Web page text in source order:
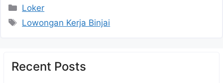
Kategori
Loker
Tag
Lowongan Kerja Binjai
Recent Posts